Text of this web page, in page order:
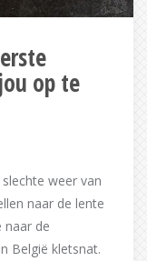
op te
weer van
naar de lente
naar de
België kletsnat.